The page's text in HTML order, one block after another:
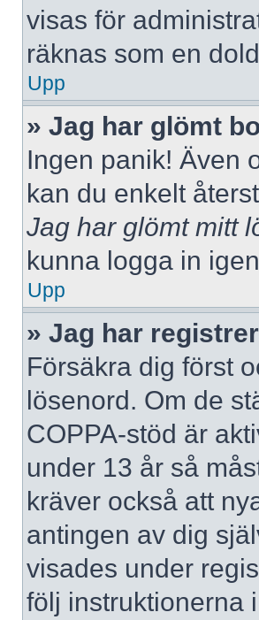
visas för
räknas som en
Upp
» Jag har glömt
Ingen panik! Även
kan du enkelt
Jag har glömt mitt
kunna logga in
Upp
» Jag har
Försäkra dig först
lösenord. Om de
COPPA-stöd är
under 13 år så
kräver också att
antingen av dig
visades under
följ instruktionerna